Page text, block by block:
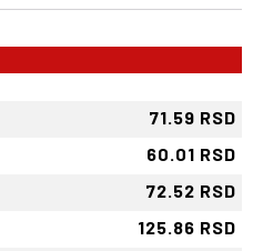
71.59 RSD
60.01 RSD
72.52 RSD
125.86 RSD